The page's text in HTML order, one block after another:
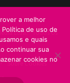
Ltda. · Todos os
Sobre Cookies
a melhor
de uso de
e quais
continuar sua
cookies no